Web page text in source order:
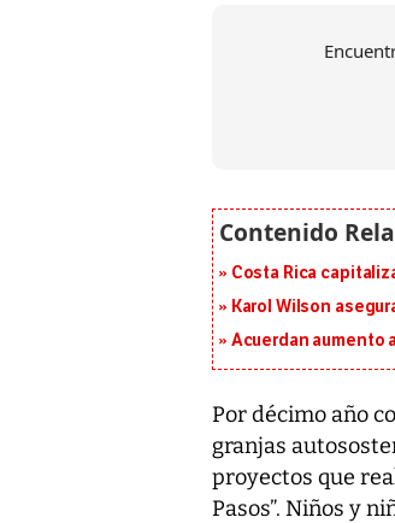
Costa Rica
Karol Wilson
Acuerdan aumento
Por décimo año
granjas
proyectos que
Pasos”. Niños y